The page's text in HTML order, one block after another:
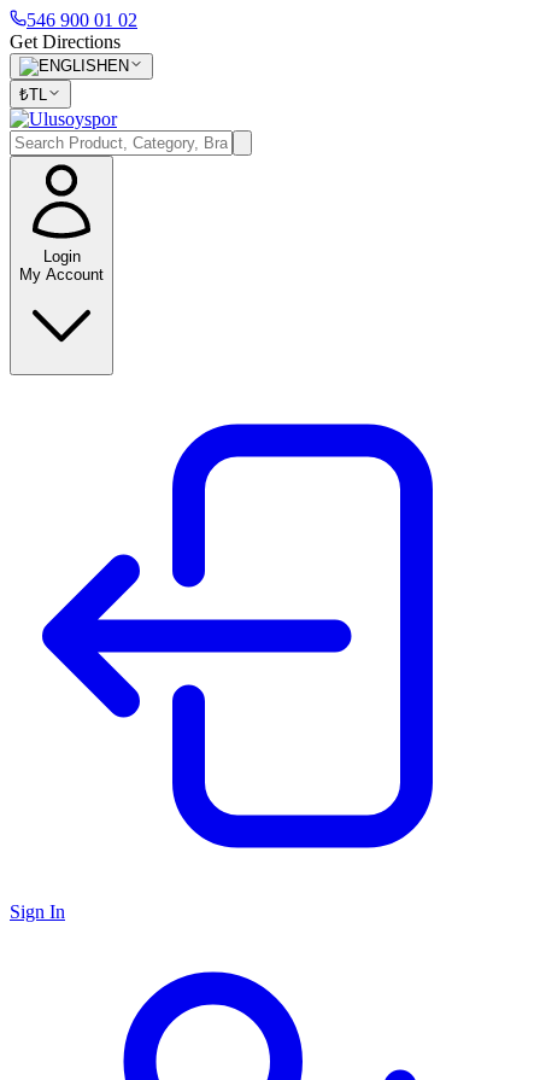
546 900 01 02
Get Directions
EN
₺TL
Login
My Account
Sign In